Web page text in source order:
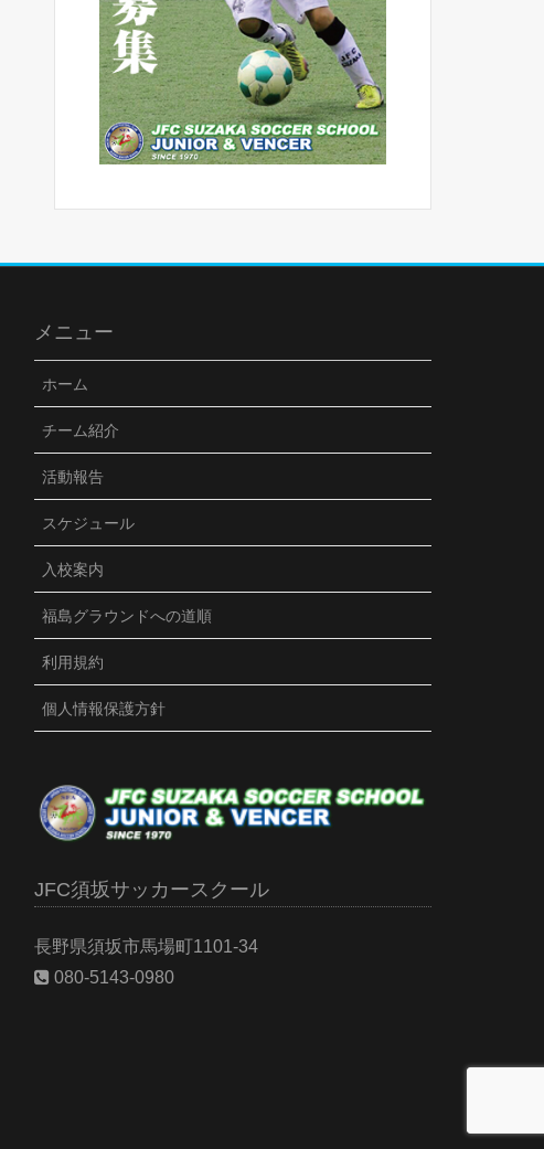
メニュー
ホーム
チーム紹介
活動報告
スケジュール
入校案内
福島グラウンドへの道順
利用規約
個人情報保護方針
JFC須坂サッカースクール
長野県須坂市馬場町1101-34
080-5143-0980